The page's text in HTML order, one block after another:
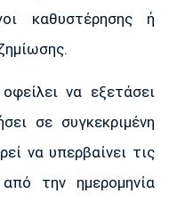
καθυστέρησης ή
να εξετάσει
σε συγκεκριμένη
να υπερβαίνει τις
την ημερομηνία